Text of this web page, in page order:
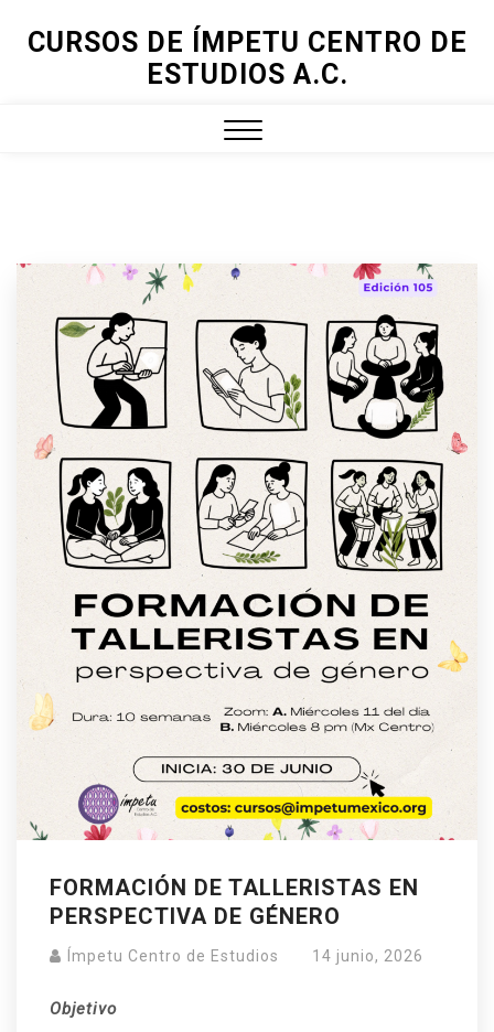
CURSOS DE ÍMPETU CENTRO DE
ESTUDIOS A.C.
FORMACIÓN DE TALLERISTAS EN
PERSPECTIVA DE GÉNERO
Ímpetu Centro de Estudios 14 junio, 2026
Objetivo